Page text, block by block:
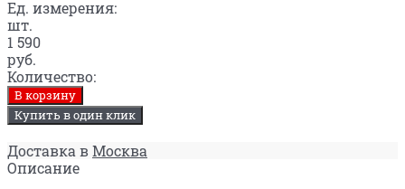
Ед. измерения:
шт.
1 590
руб.
Количество:
В корзину
Купить в один клик
Доставка вМосква
Описание